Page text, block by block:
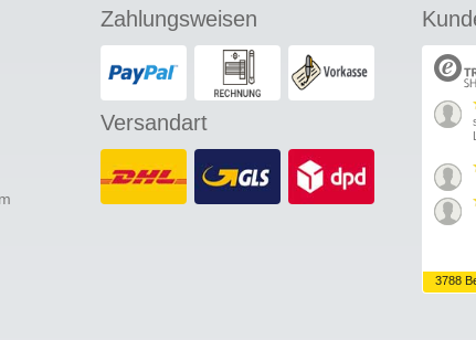
Zahlungsweisen
Versandart
3788